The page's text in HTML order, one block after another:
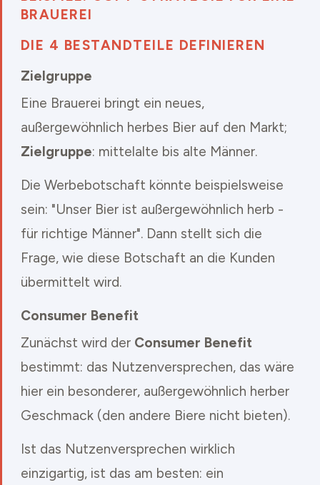
BRAUEREI
DIE 4 BESTANDTEILE DEFINIEREN
Zielgruppe
Eine Brauerei bringt ein neues,
außergewöhnlich herbes Bier auf den Markt;
Zielgruppe: mittelalte bis alte Männer.
Die Werbebotschaft könnte beispielsweise
sein: "Unser Bier ist außergewöhnlich herb -
für richtige Männer". Dann stellt sich die
Frage, wie diese Botschaft an die Kunden
übermittelt wird.
Consumer Benefit
Zunächst wird der Consumer Benefit
bestimmt: das Nutzenversprechen, das wäre
hier ein besonderer, außergewöhnlich herber
Geschmack (den andere Biere nicht bieten).
Ist das Nutzenversprechen wirklich
einzigartig, ist das am besten: ein